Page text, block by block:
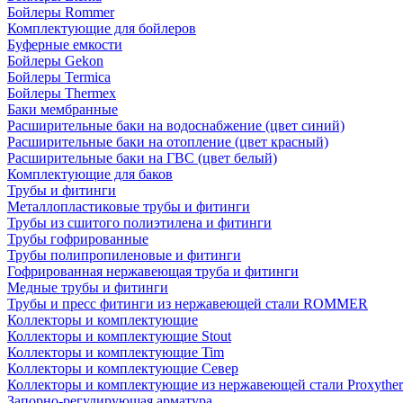
Бойлеры Rommer
Комплектующие для бойлеров
Буферные емкости
Бойлеры Gekon
Бойлеры Termica
Бойлеры Thermex
Баки мембранные
Расширительные баки на водоснабжение (цвет синий)
Расширительные баки на отопление (цвет красный)
Расширительные баки на ГВС (цвет белый)
Комплектующие для баков
Трубы и фитинги
Металлопластиковые трубы и фитинги
Трубы из сшитого полиэтилена и фитинги
Трубы гофрированные
Трубы полипропиленовые и фитинги
Гофрированная нержавеющая труба и фитинги
Медные трубы и фитинги
Трубы и пресс фитинги из нержавеющей стали ROMMER
Коллекторы и комплектующие
Коллекторы и комплектующие Stout
Коллекторы и комплектующие Tim
Коллекторы и комплектующие Север
Коллекторы и комплектующие из нержавеющей стали